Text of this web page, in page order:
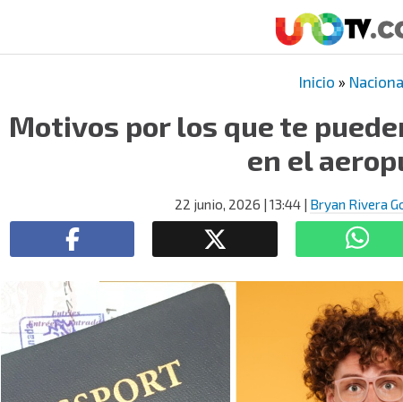
Inicio »
Motivos por los que te
en el
22 junio, 2026 | 13:44 | Bryan Rivera